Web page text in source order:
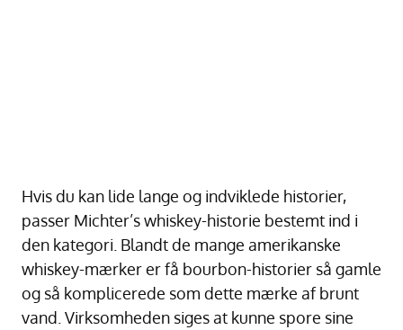
Hvis du kan lide lange og indviklede historier,
passer Michter’s whiskey-historie bestemt ind i
den kategori. Blandt de mange amerikanske
whiskey-mærker er få bourbon-historier så gamle
og så komplicerede som dette mærke af brunt
vand. Virksomheden siges at kunne spore sine